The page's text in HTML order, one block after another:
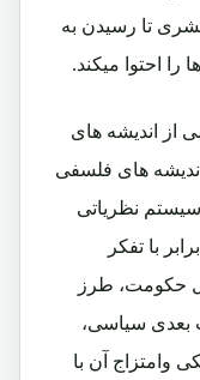
تا رسیدن به
احتوا میکند.
از اندیشه های
های فلسفی
نظریاتی
با تفکر
حکومت، طرز
بعدی سیاسی،
وامتزاج آن با